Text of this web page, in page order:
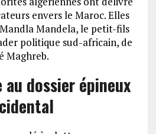
envers le Maroc. Elles
Mandela, le petit-fils
politique sud-africain, de
Maghreb.
dossier épineux